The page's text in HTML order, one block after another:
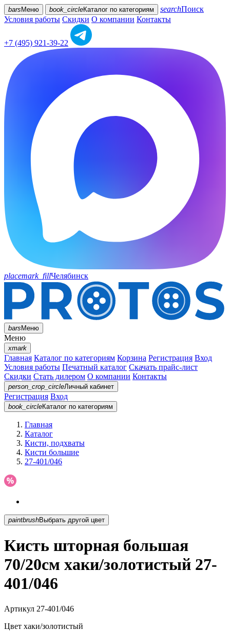
bars Меню book_circleКаталог по категориям searchПоиск
Условия работы Скидки О компании Контакты
+7 (495) 921-39-22
placemark_fillЧелябинск
barsМеню
Меню
xmark
Главная Каталог по категориям Корзина Регистрация Вход
Условия работы Печатный каталог Скачать прайс-лист
Скидки Стать дилером О компании Контакты
person_crop_circleЛичный кабинет
Регистрация Вход
book_circleКаталог по категориям
Главная
Каталог
Кисти, подхваты
Кисти большие
27-401/046
paintbrush Выбрать другой цвет
Кисть шторная большая
70/20см хаки/золотистый 27-
401/046
Артикул 27-401/046
Цвет хаки/золотистый